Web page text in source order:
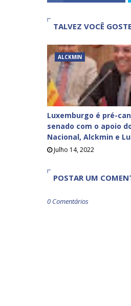
TALVEZ VOCÊ
ALCKMIN
Luxemburgo é pré-
senado com o apoio
Nacional, Alckmin e
Julho 14, 2022
POSTAR UM
0 Comentários